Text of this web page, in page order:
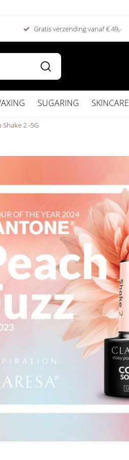
Gratis verzending vanaf € 49,-
SUGARING SKINCARE
Shake 2 -5G